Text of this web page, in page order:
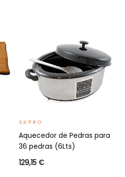
SKPRO
Aquecedor de Pedras para
36 pedras (6Lts)
129,15 €